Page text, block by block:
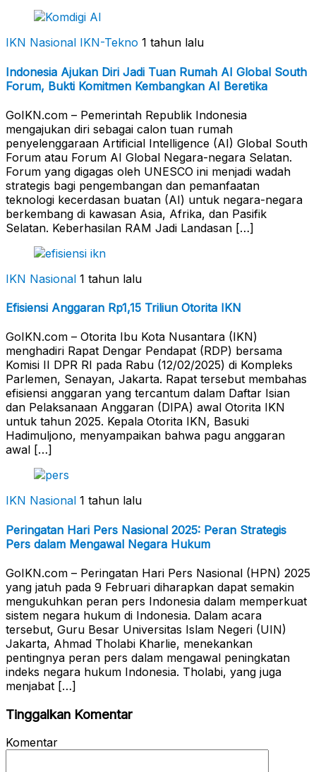
IKN Nasional IKN-Tekno 1 tahun lalu
Indonesia Ajukan Diri Jadi Tuan Rumah AI Global South
Forum, Bukti Komitmen Kembangkan AI Beretika
GoIKN.com – Pemerintah Republik Indonesia
mengajukan diri sebagai calon tuan rumah
penyelenggaraan Artificial Intelligence (AI) Global South
Forum atau Forum AI Global Negara-negara Selatan.
Forum yang digagas oleh UNESCO ini menjadi wadah
strategis bagi pengembangan dan pemanfaatan
teknologi kecerdasan buatan (AI) untuk negara-negara
berkembang di kawasan Asia, Afrika, dan Pasifik
Selatan. Keberhasilan RAM Jadi Landasan […]
IKN Nasional 1 tahun lalu
Efisiensi Anggaran Rp1,15 Triliun Otorita IKN
GoIKN.com – Otorita Ibu Kota Nusantara (IKN)
menghadiri Rapat Dengar Pendapat (RDP) bersama
Komisi II DPR RI pada Rabu (12/02/2025) di Kompleks
Parlemen, Senayan, Jakarta. Rapat tersebut membahas
efisiensi anggaran yang tercantum dalam Daftar Isian
dan Pelaksanaan Anggaran (DIPA) awal Otorita IKN
untuk tahun 2025. Kepala Otorita IKN, Basuki
Hadimuljono, menyampaikan bahwa pagu anggaran
awal […]
IKN Nasional 1 tahun lalu
Peringatan Hari Pers Nasional 2025: Peran Strategis
Pers dalam Mengawal Negara Hukum
GoIKN.com – Peringatan Hari Pers Nasional (HPN) 2025
yang jatuh pada 9 Februari diharapkan dapat semakin
mengukuhkan peran pers Indonesia dalam memperkuat
sistem negara hukum di Indonesia. Dalam acara
tersebut, Guru Besar Universitas Islam Negeri (UIN)
Jakarta, Ahmad Tholabi Kharlie, menekankan
pentingnya peran pers dalam mengawal peningkatan
indeks negara hukum Indonesia. Tholabi, yang juga
menjabat […]
Tinggalkan Komentar
Komentar